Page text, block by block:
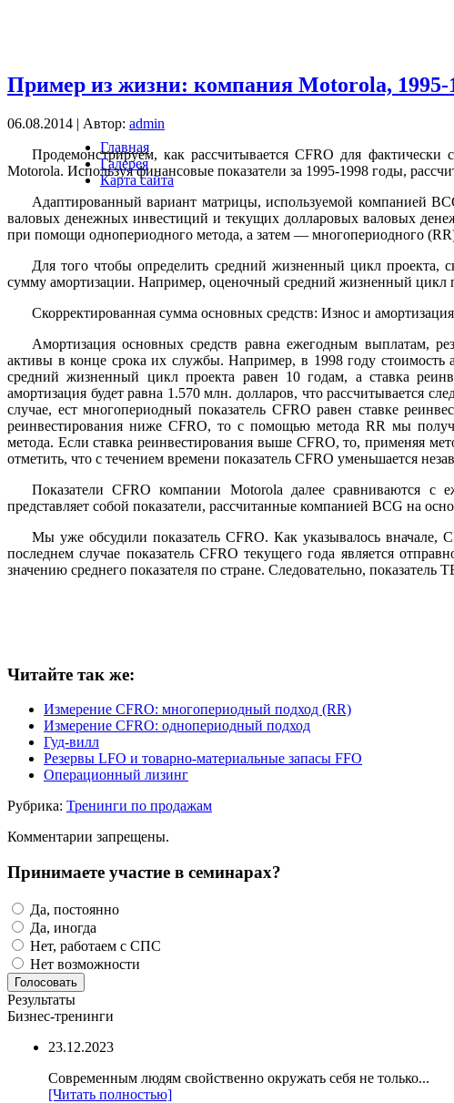
Главная
Галерея
Карта сайта
Пример из жизни: компания Motorola, 1995-
06.08.2014 | Автор: admin
Продемонстрируем, как рассчитывается CFRO для
Motorola. Используя финансовые показатели за 1995-1998 годы,
Адаптированный вариант матрицы, используемой компанией
валовых денежных инвестиций и текущих долларовых валовых
при помощи однопериодного метода, а затем — многопериодного
Для того чтобы определить средний жизненный цикл проекта,
сумму амортизации. Например, оценочный средний жизненный цикл
Скорректированная сумма основных средств: Износ и
Амортизация основных средств равна ежегодным выплатам,
активы в конце срока их службы. Например, в 1998 году стоимость
средний жизненный цикл проекта равен 10 годам, а ставка
амортизация будет равна 1.570 млн. долларов, что рассчитывается
случае, ест многопериодный показатель CFRO равен ставке
реинвестирования ниже CFRO, то с помощью метода RR мы
метода. Если ставка реинвестирования выше CFRO, то, применяя
отметить, что с течением времени показатель CFRO уменьшается
Показатели CFRO компании Motorola далее сравниваются с
представляет собой показатели, рассчитанные компанией BCG на
Мы уже обсудили показатель CFRO. Как указывалось вначале,
последнем случае показатель CFRO текущего года является
значению среднего показателя по стране. Следовательно,
Читайте так же:
Измерение CFRO: многопериодный подход (RR)
Измерение CFRO: однопериодный подход
Гуд-вилл
Резервы LFO и товарно-материальные запасы FFO
Операционный лизинг
Рубрика: Тренинги по продажам
Комментарии запрещены.
Принимаете участие в семинарах?
Да, постоянно
Да, иногда
Нет, работаем с СПС
Нет возможности
Результаты
Бизнес-тренинги
23.12.2023
Современным людям свойственно окружать себя не только...
[Читать полностью]